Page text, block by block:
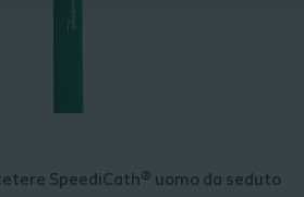
SpeediCath® uomo da seduto